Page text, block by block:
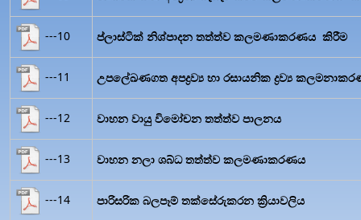
---10 ප්ලාස්ටික් නිශ්පාදන තත්ත්ව කලමණාකරණය කිරීම
---11 උපලේඛණගත අපද්‍රව්‍ය හා රසායනික ද්‍රව්‍ය
---12 වාහන වායු විමෝචන තත්ත්ව පාලනය
---13 වාහන නලා ශබ්ධ තත්ත්ව කලමණාකරණය
---14 පාරිසරික බලපෑම් තක්සේරුකරන ක්‍රියාවලිය